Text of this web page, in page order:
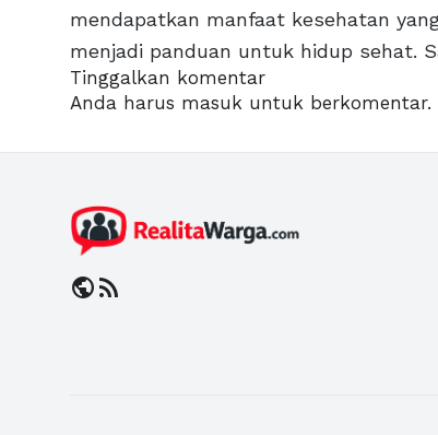
mendapatkan manfaat kesehatan
menjadi panduan untuk hidup sehat.
Tinggalkan komentar
Anda harus masuk untuk berkomentar.
publicrss_feed